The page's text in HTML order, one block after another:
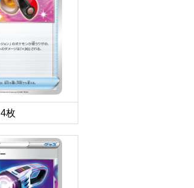
4枚